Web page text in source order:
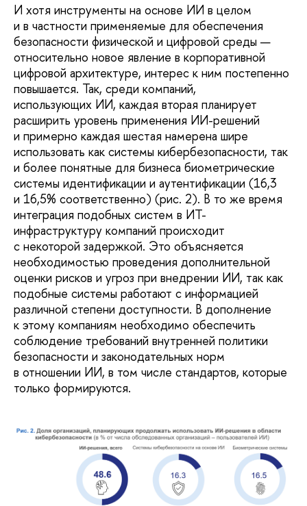
И хотя инструменты на основе ИИ в целом
и в частности применяемые для обеспечения
безопасности физической и цифровой среды —
относительно новое явление в корпоративной
цифровой архитектуре, интерес к ним постепенно
повышается. Так, среди компаний,
использующих ИИ, каждая вторая планирует
расширить уровень применения ИИ-решений
и примерно каждая шестая намерена шире
использовать как системы кибербезопасности, так
и более понятные для бизнеса биометрические
системы идентификации и аутентификации (16,3
и 16,5% соответственно) (рис. 2). В то же время
интеграция подобных систем в ИТ-
инфраструктуру компаний происходит
с некоторой задержкой. Это объясняется
необходимостью проведения дополнительной
оценки рисков и угроз при внедрении ИИ, так как
подобные системы работают с информацией
различной степени доступности. В дополнение
к этому компаниям необходимо обеспечить
соблюдение требований внутренней политики
безопасности и законодательных норм
в отношении ИИ, в том числе стандартов, которые
только формируются.